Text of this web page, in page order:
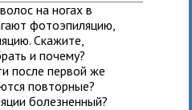
на ногах в
фотоэпиляцию,
Скажите,
и почему?
после первой же
повторные?
болезненный?